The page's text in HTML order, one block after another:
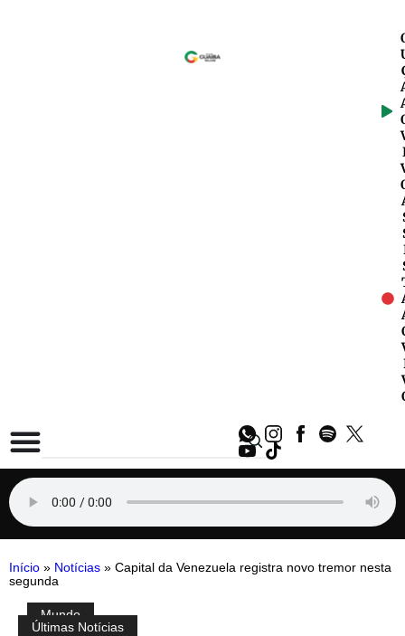
Início » Notícias » Capital da Venezuela registra novo tremor nesta
segunda
Compartilhe:
Mundo
PÚltimas Notícias